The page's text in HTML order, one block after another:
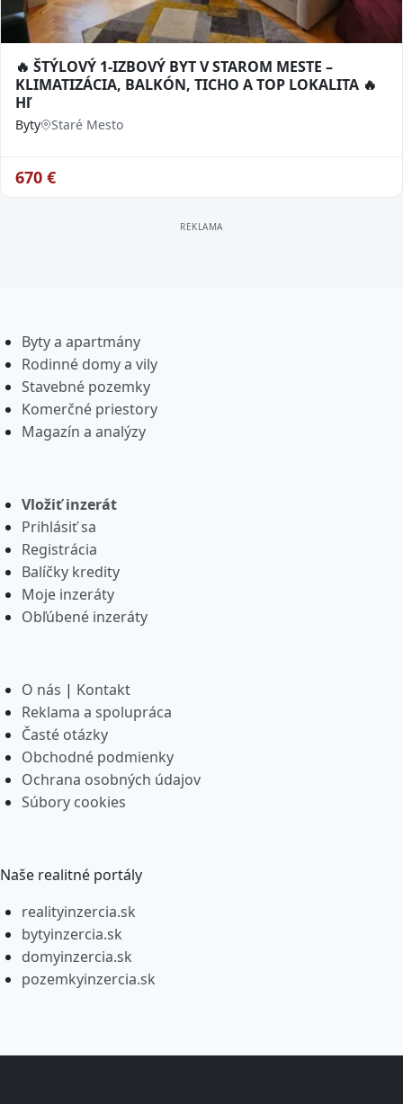
🔥 ŠTÝLOVÝ 1-IZBOVÝ BYT V STAROM MESTE –
KLIMATIZÁCIA, BALKÓN, TICHO A TOP LOKALITA 🔥
Hľ
Byty Staré Mesto
670 €
Byty a apartmány
Rodinné domy a vily
Stavebné pozemky
Komerčné priestory
Magazín a analýzy
Vložiť inzerát
Prihlásiť sa
Registrácia
Balíčky kredity
Moje inzeráty
Obľúbené inzeráty
O nás | Kontakt
Reklama a spolupráca
Časté otázky
Obchodné podmienky
Ochrana osobných údajov
Súbory cookies
Naše realitné portály
realityinzercia.sk
bytyinzercia.sk
domyinzercia.sk
pozemkyinzercia.sk